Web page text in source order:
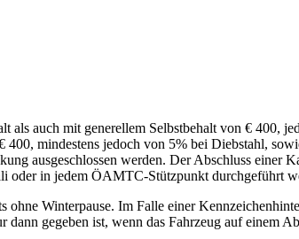
auch mit generellem Selbstbehalt von € 400,
mindestens jedoch von 5% bei Diebstahl,
ausgeschlossen werden. Der Abschluss einer
oder in jedem ÖAMTC-Stützpunkt durchgeführt
Winterpause. Im Falle einer
gegeben ist, wenn das Fahrzeug auf einem